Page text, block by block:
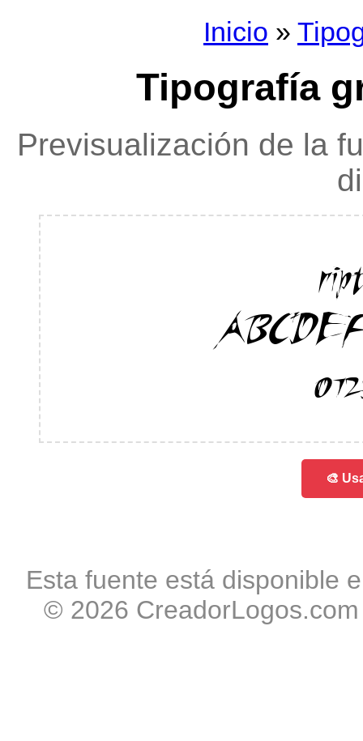
Inicio »
Tipografía
Previsualización de la
🎨
Esta fuente está disponible
© 2026